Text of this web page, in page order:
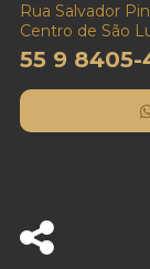
Rua Salvador
Centro de São
55 9 8405-